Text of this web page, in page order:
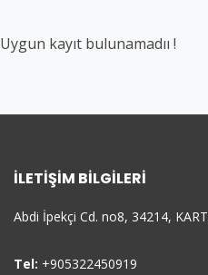
Uygun kayıt bulunamadıı !
İLETIŞIM BILGILERI
Abdi İpekçi Cd. no8, 34214,
Tel: +905322450919